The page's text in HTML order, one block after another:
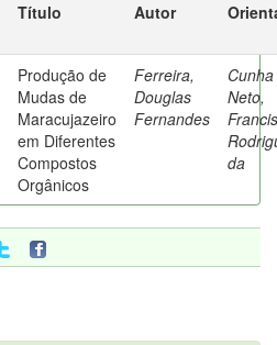
Título Autor
Produção de
Mudas de
Maracujazeiro
em Diferentes
Compostos
Orgânicos
Ferreira,
Douglas
Fernandes
Cunha
Neto,
da